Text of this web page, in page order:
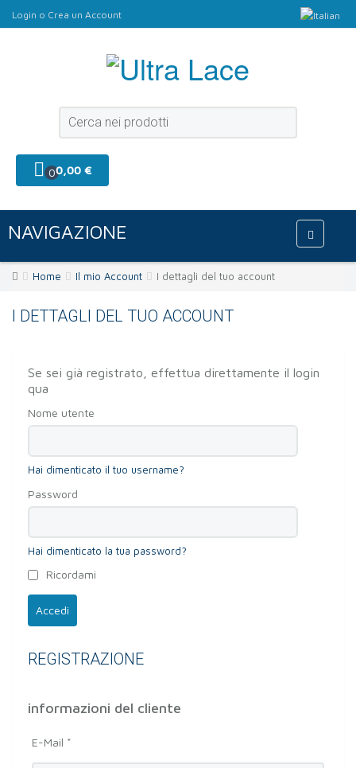
Login o Crea un Account
00,00 €
NAVIGAZIONE
Home Il mio Account I dettagli del tuo account
I DETTAGLI DEL TUO ACCOUNT
Se sei già registrato, effettua direttamente il login
qua
Nome utente
Hai dimenticato il tuo username?
Password
Hai dimenticato la tua password?
Ricordami
Accedi
REGISTRAZIONE
informazioni del cliente
E-Mail *